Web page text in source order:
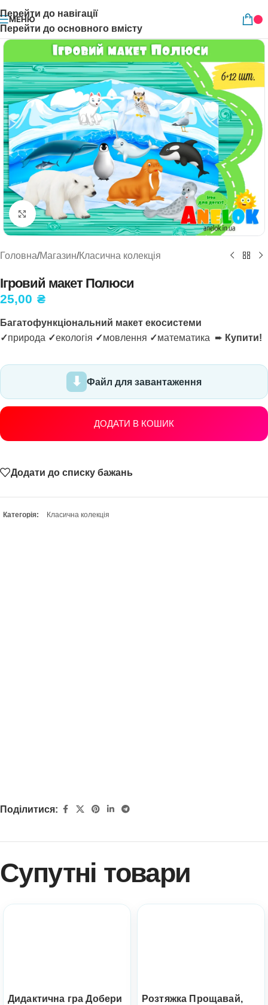
Перейти до навігації
Перейти до основного вмісту
МЕНЮ
Натисніть, щоб збільшити
Головна/Магазин/Класична колекція
Ігровий макет Полюси
25,00 ₴
Багатофункціональний макет екосистеми
✓природа ✓екологія ✓мовлення ✓математика ➨ Купити!
Файл для завантаження
ДОДАТИ В КОШИК
Додати до списку бажань
Категорія: Класична колекція
Поділитися:
Супутні товари
Дидактична гра Добери
Розтяжка Прощавай,